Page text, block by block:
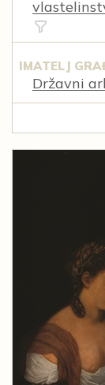
IMATELJ
Državni